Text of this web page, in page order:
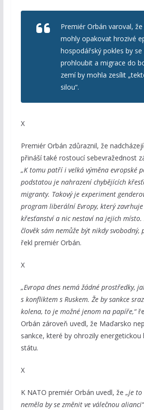
Premiér Orbán varoval, že
mohly opakovat hrozivé
hospodářský pokles by se
prohloubit a migrace do
zemí by mohla zesílit
silou“.
X
Premiér Orbán zdůraznil, že
přináší také rostoucí sebevražednost
„K tomu patří i velká výměna evropské
podstatou je nahrazení chybějících
migranty. Takový je experiment
program liberální Evropy, který
křesťanství a nic nestaví na jejich místo.
člověk sám nemůže být nikdy svobodný,
řekl premiér Orbán.
X
„Evropa dnes nemá žádné prostředky,
s konfliktem s Ruskem. Že by sankce
kolena, to je možné jenom na papíře,“
Orbán zároveň uvedl, že Maďarsko
sankce, které by ohrozily energetickou
státu.
X
K NATO premiér Orbán uvedl, že „je
neměla by se změnit ve válečnou